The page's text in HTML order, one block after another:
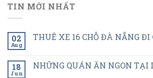
TIN MỚI NHẤT
02
Aug
THUÊ XE 16 CHỖ ĐÀ NẴNG ĐI
18
Jun
NHỮNG QUÁN ĂN NGON TẠI